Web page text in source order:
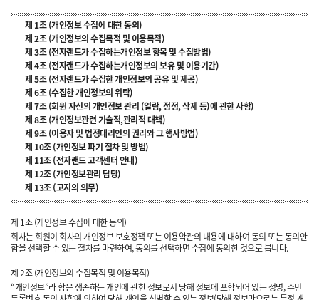
제 1조 (개인정보 수집에 대한 동의)
제 2조 (개인정보의 수집목적 및 이용목적)
제 3조 (전자랜드가 수집하는개인정보 항목 및 수집방법)
제 4조 (전자랜드가 수집하는개인정보의 보유 및 이용기간)
제 5조 (전자랜드가 수집한 개인정보의 공유 및 제공)
제 6조 (수집한 개인정보의 위탁)
제 7조 (회원 자신의 개인정보 관리 (열람, 정정, 삭제 등)에 관한 사항)
제 8조 (개인정보관련 기술적,관리적 대책)
제 9조 (이용자 및 법정대리인의 권리와 그 행사방법)
제 10조 (개인정보 파기 절차 및 방법)
제 11조 (전자랜드 고객센터 안내)
제 12조 (개인정보관리 담당)
제 13조 (고지의 의무)
제 1조 (개인정보 수집에 대한 동의)
회사는 회원이 회사의 개인정보 보호정책 또는 이용약관의 내용에 대하여 동의 또는 동의안
함을 선택할 수 있는 절차를 마련하여, 동의를 선택하면 수집에 동의한 것으로 봅니다.
제 2조 (개인정보의 수집목적 및 이용목적)
“개인정보”라 함은 생존하는 개인에 관한 정보로서 당해 정보에 포함되어 있는 성명, 주민